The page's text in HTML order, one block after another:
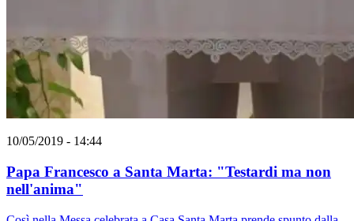
10/05/2019 - 14:44
Papa Francesco a Santa Marta: "Testardi ma non
nell'anima"